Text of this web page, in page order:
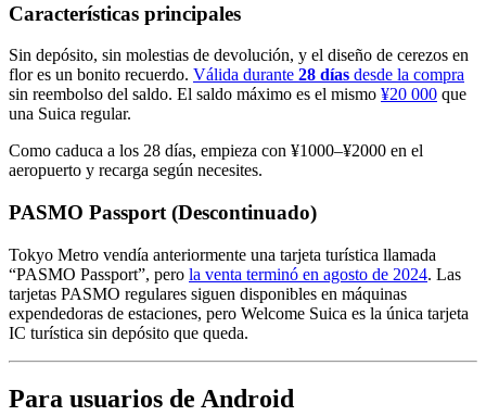
Características principales
Sin depósito, sin molestias de devolución, y el diseño de cerezos en
flor es un bonito recuerdo. Válida durante 28 días desde la compra
sin reembolso del saldo. El saldo máximo es el mismo ¥20 000 que
una Suica regular.
Como caduca a los 28 días, empieza con ¥1000–¥2000 en el
aeropuerto y recarga según necesites.
PASMO Passport (Descontinuado)
Tokyo Metro vendía anteriormente una tarjeta turística llamada
“PASMO Passport”, pero la venta terminó en agosto de 2024. Las
tarjetas PASMO regulares siguen disponibles en máquinas
expendedoras de estaciones, pero Welcome Suica es la única tarjeta
IC turística sin depósito que queda.
Para usuarios de Android